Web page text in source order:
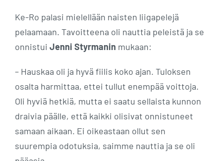
Ke-Ro palasi mielellään naisten liigapelejä
pelaamaan. Tavoitteena oli nauttia peleistä ja se
onnistui Jenni Styrmanin mukaan:
– Hauskaa oli ja hyvä fiilis koko ajan. Tuloksen
osalta harmittaa, ettei tullut enempää voittoja.
Oli hyviä hetkiä, mutta ei saatu sellaista kunnon
draivia päälle, että kaikki olisivat onnistuneet
samaan aikaan. Ei oikeastaan ollut sen
suurempia odotuksia, saimme nauttia ja se oli